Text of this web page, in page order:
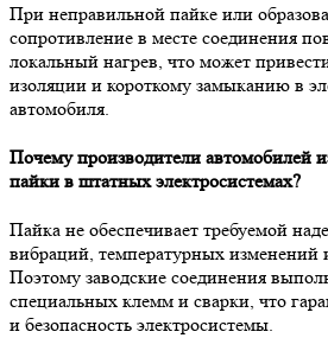
При неправильной пайке или
сопротивление в месте соединения
локальный нагрев, что может
изоляции и короткому замыканию в
автомобиля.
Почему производители автомобилей
пайки в штатных электросистемах?
Пайка не обеспечивает требуемой
вибраций, температурных изменений
Поэтому заводские соединения
специальных клемм и сварки, что
и безопасность электросистемы.